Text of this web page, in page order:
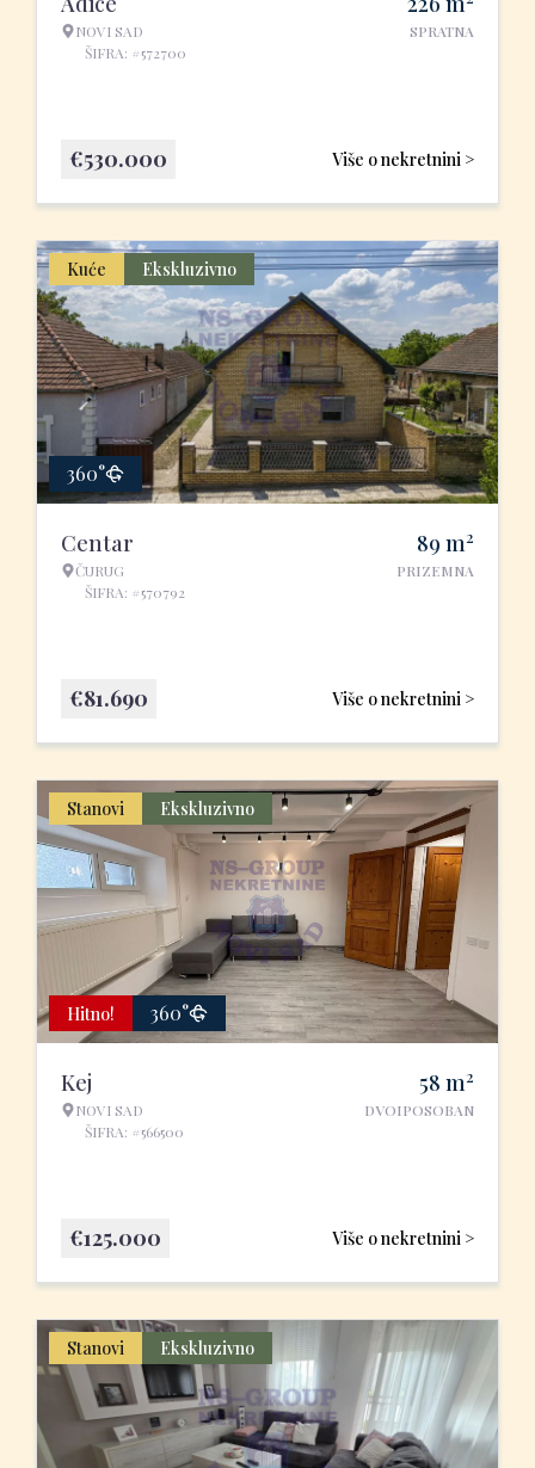
NOVI SAD
ŠIFRA: #572700
SPRATNA
Više o nekretnini >
€530.000
Kuće Ekskluzivno
360°
Centar
ČURUG
ŠIFRA: #570792
89 m2
PRIZEMNA
Više o nekretnini >
€81.690
Stanovi Ekskluzivno
Hitno! 360°
Kej
NOVI SAD
ŠIFRA: #566500
58 m2
DVOIPOSOBAN
Više o nekretnini >
€125.000
Stanovi Ekskluzivno